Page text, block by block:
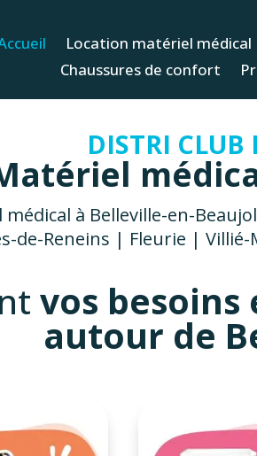
Location matériel médical
Chaussures de confort
DISTRI CLUB
à Belleville-en-
de-Reneins | Fleurie |
vos
autour de